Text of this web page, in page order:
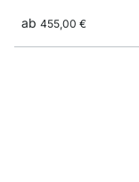
ab 455,00 €